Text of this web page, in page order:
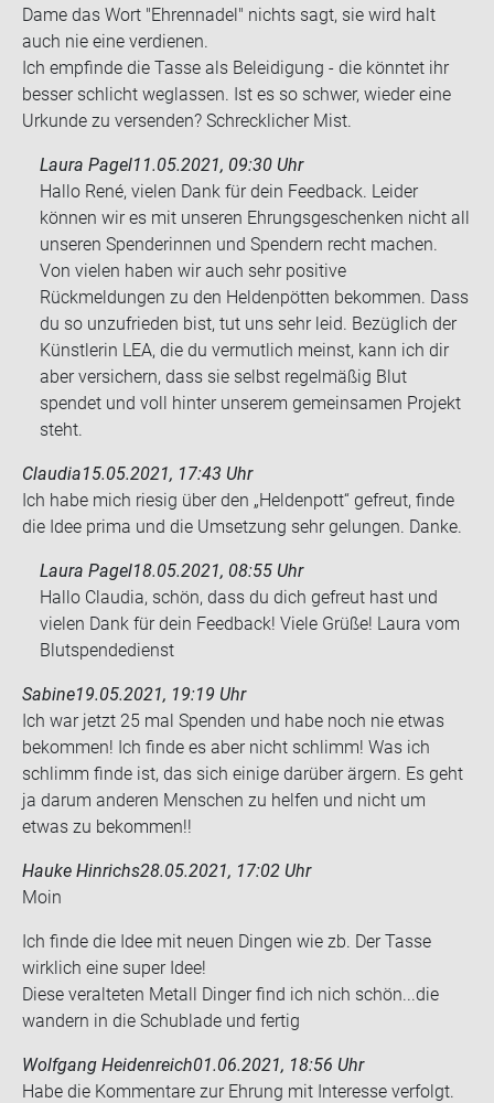
Dame das Wort "Eh­ren­na­del" nichts sagt, sie wird halt
auch nie eine ver­die­nen.
Ich emp­fin­de die Tasse als Be­lei­di­gung - die könn­tet ihr
bes­ser schlicht weg­las­sen. Ist es so schwer, wie­der eine
Ur­kun­de zu ver­sen­den? Schreck­li­cher Mist.
Laura Pagel11.05.2021, 09:30 Uhr
Hallo René, vielen Dank für dein Feedback. Leider
können wir es mit unseren Ehrungsgeschenken nicht all
unseren Spenderinnen und Spendern recht machen.
Von vielen haben wir auch sehr positive
Rückmeldungen zu den Heldenpötten bekommen. Dass
du so unzufrieden bist, tut uns sehr leid. Bezüglich der
Künstlerin LEA, die du vermutlich meinst, kann ich dir
aber versichern, dass sie selbst regelmäßig Blut
spendet und voll hinter unserem gemeinsamen Projekt
steht.
Claudia15.05.2021, 17:43 Uhr
Ich habe mich rie­sig über den „Hel­den­pott“ ge­freut, finde
die Idee prima und die Um­set­zung sehr ge­lun­gen. Danke.
Laura Pagel18.05.2021, 08:55 Uhr
Hallo Claudia, schön, dass du dich gefreut hast und
vielen Dank für dein Feedback! Viele Grüße! Laura vom
Blutspendedienst
Sabine19.05.2021, 19:19 Uhr
Ich war jetzt 25 mal Spen­den und habe noch nie etwas
be­kom­men! Ich finde es aber nicht schlimm! Was ich
schlimm finde ist, das sich ei­ni­ge dar­über är­gern. Es geht
ja darum an­de­ren Men­schen zu hel­fen und nicht um
etwas zu be­kom­men!!
Hauke Hinrichs28.05.2021, 17:02 Uhr
Moin
Ich finde die Idee mit neuen Din­gen wie zb. Der Tasse
wirk­lich eine super Idee!
Diese ver­al­te­ten Me­tall Din­ger find ich nich schön...die
wan­dern in die Schub­la­de und fer­tig
Wolfgang Heidenreich01.06.2021, 18:56 Uhr
Habe die Kom­men­ta­re zur Eh­rung mit In­ter­es­se ver­folgt.